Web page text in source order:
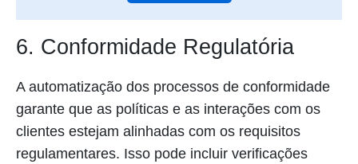
6. Conformidade Regulatória
A automatização dos processos de conformidade
garante que as políticas e as interações com os
clientes estejam alinhadas com os requisitos
regulamentares. Isso pode incluir verificações